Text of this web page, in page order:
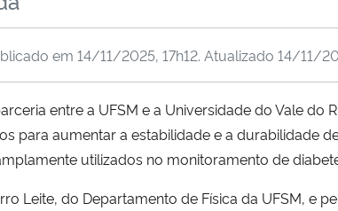
em 14/11/2025, 17h12. Atualizado 14/11/
entre a UFSM e a Universidade do Vale do
para aumentar a estabilidade e a durabilidade
utilizados no monitoramento de
Leite, do Departamento de Física da UFSM, e